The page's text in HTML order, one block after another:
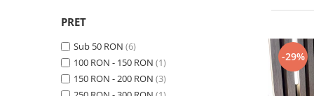
Organizare jocuri artificii
Accesorii casa si gradina
Piscine SPA Interior Exterior
PRET
Sub 50 RON (6)
100 RON - 150 RON (1)
150 RON - 200 RON (3)
-29%